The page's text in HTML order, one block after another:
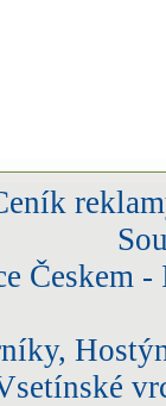
Českem